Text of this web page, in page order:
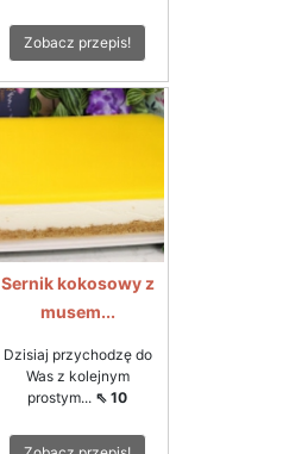
Zobacz przepis!
Sernik kokosowy z
musem...
Dzisiaj przychodzę do
Was z kolejnym
prostym... ⇖ 10